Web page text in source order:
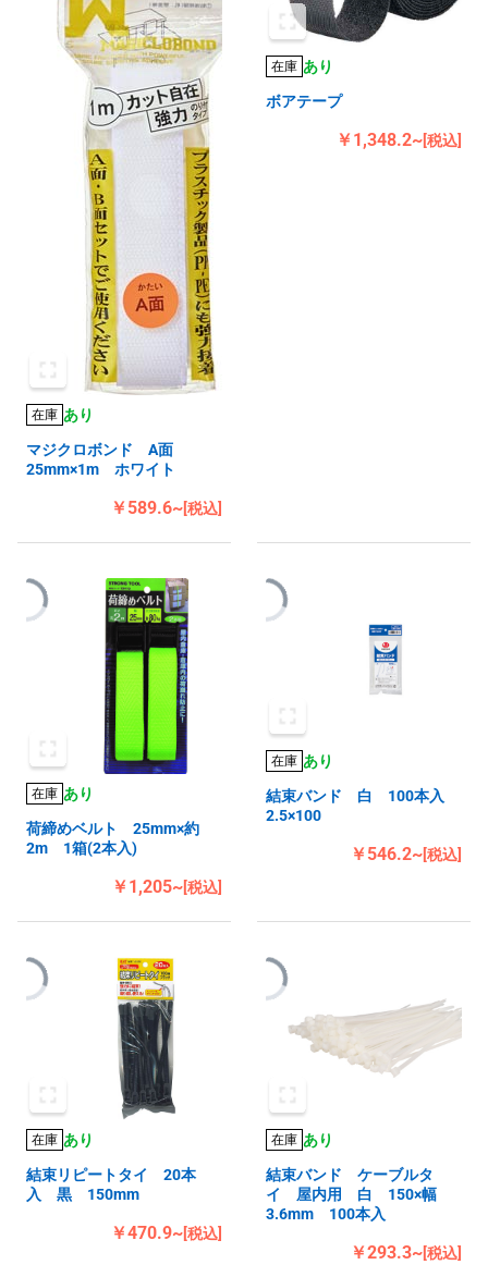
在庫 あり
マジクロボンド A面
25mm×1m ホワイト
￥589.6~[税込]
在庫 あり
ボアテープ
￥1,348.2~[税込]
在庫 あり
荷締めベルト 25mm×約
2m 1箱(2本入)
￥1,205~[税込]
在庫 あり
結束バンド 白 100本入
2.5×100
￥546.2~[税込]
在庫 あり
結束リピートタイ 20本
入 黒 150mm
￥470.9~[税込]
在庫 あり
結束バンド ケーブルタ
イ 屋内用 白 150×幅
3.6mm 100本入
￥293.3~[税込]